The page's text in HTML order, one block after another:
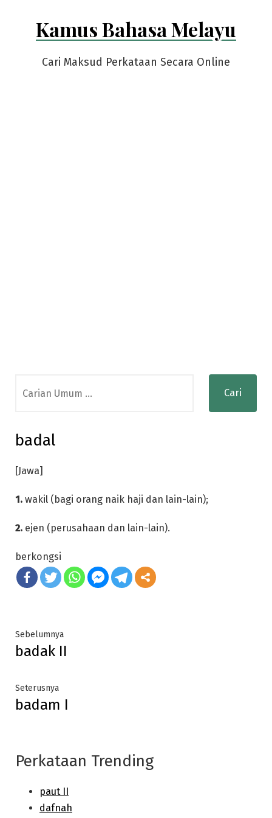
Kamus Bahasa Melayu
Cari Maksud Perkataan Secara Online
for:
badal
[Jawa]
1. wakil (bagi orang naik haji dan lain-lain);
2. ejen (perusahaan dan lain-lain).
berkongsi
Post
navigation
SebelumnyaPrevious
post:
badak II
SeterusnyaNext
post:
badam I
Perkataan Trending